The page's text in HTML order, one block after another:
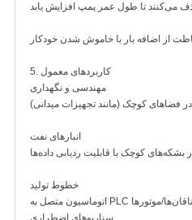
5. کاربردهای معمول
مهندسی و نگهداری
انبارهای نفت
خطوط تولید
سناریوهای اضطراری